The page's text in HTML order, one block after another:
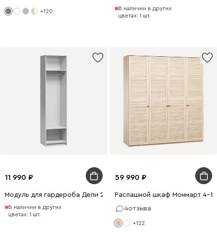
+120
В наличии в других
цветах: 1 шт.
11 990
Модуль для гардероба Дели 2-60x240 Белый
В наличии в других
цветах: 1 шт.
59 990
Распашной шкаф Монмарт 4-
4отзыва
+122